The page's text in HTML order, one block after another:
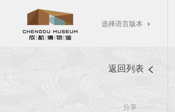
选择语言版本 
返回列表
—— 分享 ——